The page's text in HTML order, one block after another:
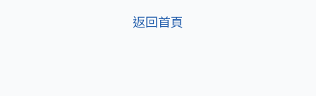
返回首頁